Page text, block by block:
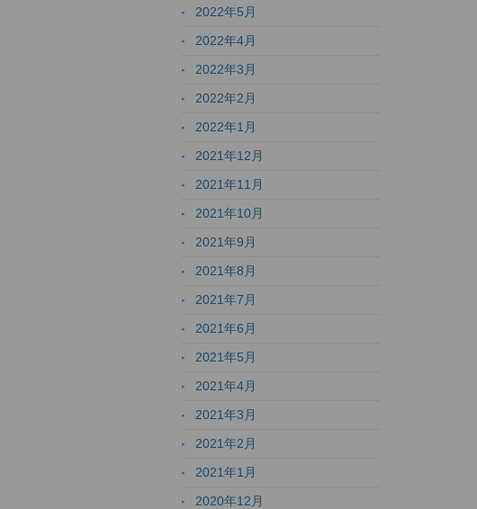
2022年5月
2022年4月
2022年3月
2022年2月
2022年1月
2021年12月
2021年11月
2021年10月
2021年9月
2021年8月
2021年7月
2021年6月
2021年5月
2021年4月
2021年3月
2021年2月
2021年1月
2020年12月